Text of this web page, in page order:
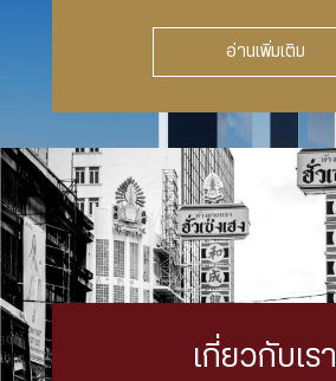
อ่านเพิ่มเติม
เกี่ยวกับเรา